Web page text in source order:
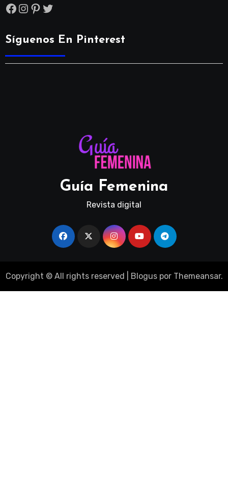
Facebook
Instagram
Pinterest
Twitter
Síguenos En Pinterest
Guía Femenina
Revista digital
Copyright © All rights reserved Bloguspor Themeansar.